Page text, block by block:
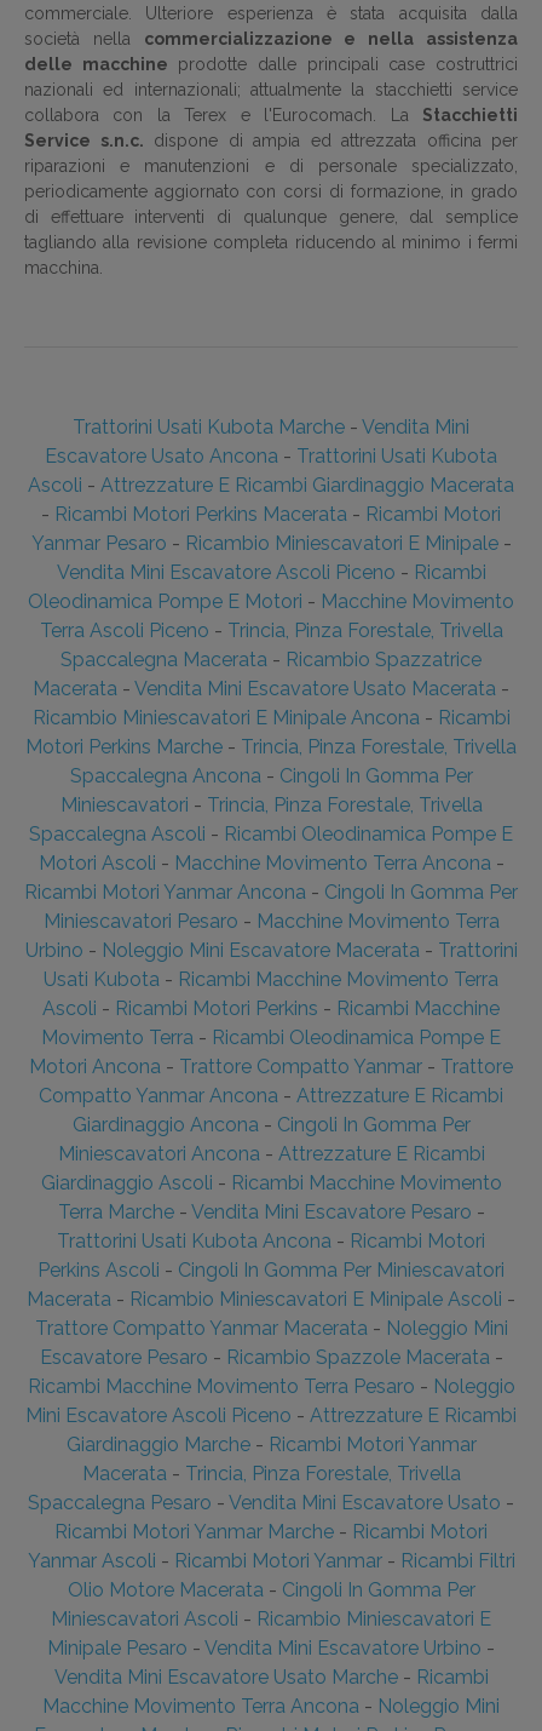
commerciale. Ulteriore esperienza è stata acquisita dalla
società nella commercializzazione e nella assistenza
delle macchine prodotte dalle principali case costruttrici
nazionali ed internazionali; attualmente la stacchietti service
collabora con la Terex e l'Eurocomach. La Stacchietti
Service s.n.c. dispone di ampia ed attrezzata officina per
riparazioni e manutenzioni e di personale specializzato,
periodicamente aggiornato con corsi di formazione, in grado
di effettuare interventi di qualunque genere, dal semplice
tagliando alla revisione completa riducendo al minimo i fermi
macchina.
Trattorini Usati Kubota Marche - Vendita Mini
Escavatore Usato Ancona - Trattorini Usati Kubota
Ascoli - Attrezzature E Ricambi Giardinaggio Macerata
- Ricambi Motori Perkins Macerata - Ricambi Motori
Yanmar Pesaro - Ricambio Miniescavatori E Minipale -
Vendita Mini Escavatore Ascoli Piceno - Ricambi
Oleodinamica Pompe E Motori - Macchine Movimento
Terra Ascoli Piceno - Trincia, Pinza Forestale, Trivella
Spaccalegna Macerata - Ricambio Spazzatrice
Macerata - Vendita Mini Escavatore Usato Macerata -
Ricambio Miniescavatori E Minipale Ancona- Ricambi
Motori Perkins Marche - Trincia, Pinza Forestale, Trivella
Spaccalegna Ancona- Cingoli In Gomma Per
Miniescavatori - Trincia, Pinza Forestale, Trivella
Spaccalegna Ascoli - Ricambi Oleodinamica Pompe E
Motori Ascoli - Macchine Movimento Terra Ancona-
Ricambi Motori Yanmar Ancona - Cingoli In Gomma Per
Miniescavatori Pesaro - Macchine Movimento Terra
Urbino - Noleggio Mini Escavatore Macerata- Trattorini
Usati Kubota - Ricambi Macchine Movimento Terra
Ascoli - Ricambi Motori Perkins - Ricambi Macchine
Movimento Terra - Ricambi Oleodinamica Pompe E
Motori Ancona - Trattore Compatto Yanmar - Trattore
Compatto Yanmar Ancona - Attrezzature E Ricambi
Giardinaggio Ancona- Cingoli In Gomma Per
Miniescavatori Ancona- Attrezzature E Ricambi
Giardinaggio Ascoli - Ricambi Macchine Movimento
Terra Marche- Vendita Mini Escavatore Pesaro -
Trattorini Usati Kubota Ancona - Ricambi Motori
Perkins Ascoli - Cingoli In Gomma Per Miniescavatori
Macerata - Ricambio Miniescavatori E Minipale Ascoli -
Trattore Compatto Yanmar Macerata- Noleggio Mini
Escavatore Pesaro - Ricambio Spazzole Macerata-
Ricambi Macchine Movimento Terra Pesaro - Noleggio
Mini Escavatore Ascoli Piceno - Attrezzature E Ricambi
Giardinaggio Marche- Ricambi Motori Yanmar
Macerata- Trincia, Pinza Forestale, Trivella
Spaccalegna Pesaro - Vendita Mini Escavatore Usato -
Ricambi Motori Yanmar Marche - Ricambi Motori
Yanmar Ascoli - Ricambi Motori Yanmar - Ricambi Filtri
Olio Motore Macerata- Cingoli In Gomma Per
Miniescavatori Ascoli - Ricambio Miniescavatori E
Minipale Pesaro - Vendita Mini Escavatore Urbino -
Vendita Mini Escavatore Usato Marche- Ricambi
Macchine Movimento Terra Ancona - Noleggio Mini